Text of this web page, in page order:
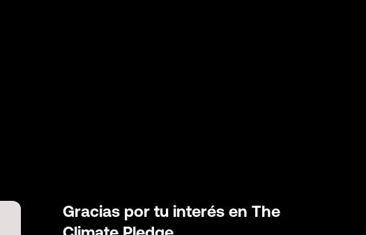
Gracias por tu interés en The